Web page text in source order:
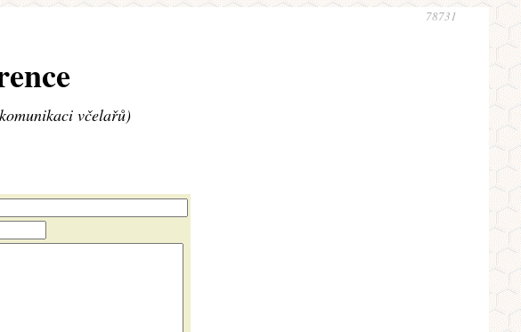
78731
včelařů)